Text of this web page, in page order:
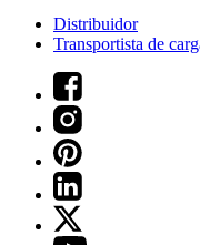
Distribuidor
Transportista de